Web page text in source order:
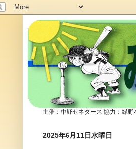
みど
主催：中野セネタース 協力：緑
2025年6月11日水曜日